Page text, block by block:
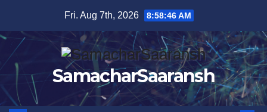
content
Fri. Aug 7th, 2026 8:58:47 AM
SamacharSaaransh